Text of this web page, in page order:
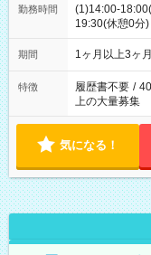
勤務時間
(1)14:00-
19:30(休憩0分
ます
期間 1ヶ月以上3ヶ
特徴 履歴書不要 /
上の大量募集
気になる！